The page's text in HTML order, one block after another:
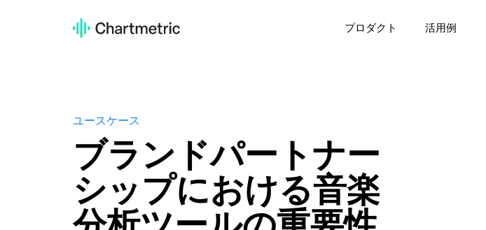
プロダクト 活用例
トラック分析
リリースプランの精度を高める
キュレーター分析・検索
マネージャー
アーティストを成長させる
ブランド・パートナーシップ
ヘルプセンター
カスタマーサポート
トレーニング・ハブ
活用例
リリースプランの精度を高める
キュレーター分析・検索
キュレーターと繋がる
高度なアーティスト検索
新人アーティストを見出す
カスタムサービス
ユースケース
ブランドパートナー
シップにおける音楽